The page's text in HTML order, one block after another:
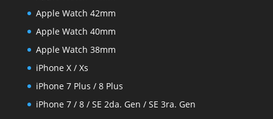
Apple Watch 42mm
Apple Watch 40mm
Apple Watch 38mm
iPhone X / Xs
iPhone 7 Plus / 8 Plus
iPhone 7 / 8 / SE 2da. Gen / SE 3ra. Gen